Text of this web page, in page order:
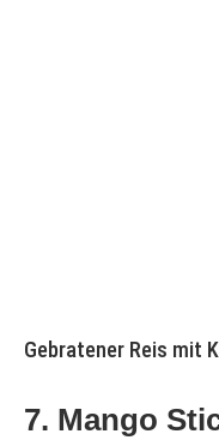
Gebratener Reis mit
7. Mango